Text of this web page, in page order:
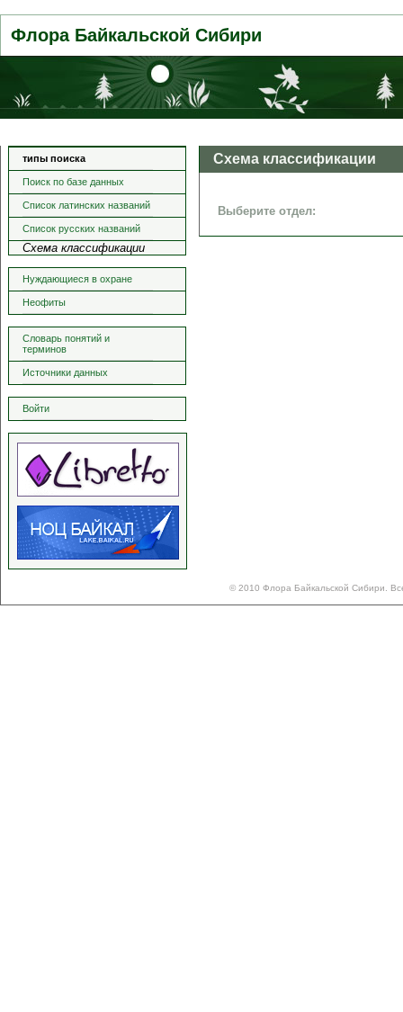
Флора Байкальской Сибири
типы поиска
Поиск по базе данных
Список латинских названий
Список русских названий
Схема классификации
Нуждающиеся в охране
Неофиты
Словарь понятий и
терминов
Источники данных
Войти
Схема классификации
Выберите отдел:
© 2010 Флора Байкальской Сибири.